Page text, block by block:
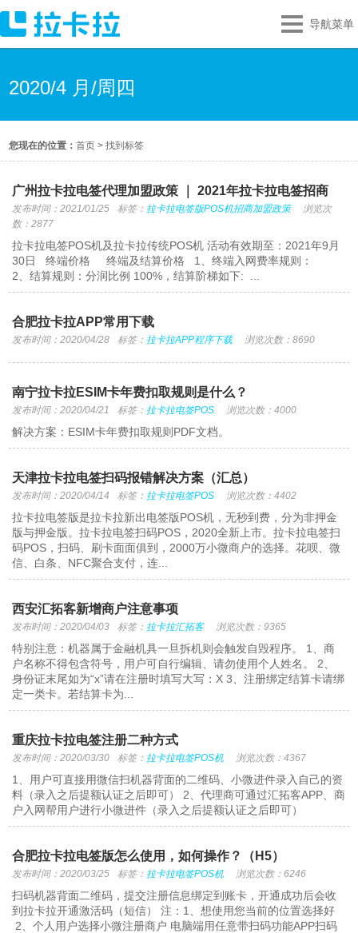
导航菜单
2020/4 月/周四
您现在的位置：首页 >找到标签
广州拉卡拉电签代理加盟政策 ｜ 2021年拉卡拉电签招商
发布时间：2021/01/25 标签： 拉卡拉电签版POS机招商加盟政策
浏览次
数：2877
拉卡拉电签POS机及拉卡拉传统POS机 活动有效期至：2021年9月
30日 终端价格 终端及结算价格 1、终端入网费率规则：
2、结算规则：分润比例 100%，结算阶梯如下: ...
合肥拉卡拉APP常用下载
发布时间：2020/04/28 标签： 拉卡拉APP程序下载 浏览次数：8690
南宁拉卡拉ESIM卡年费扣取规则是什么？
发布时间：2020/04/21 标签： 拉卡拉电签POS 浏览次数：4000
解决方案：ESIM卡年费扣取规则PDF文档。
天津拉卡拉电签扫码报错解决方案（汇总）
发布时间：2020/04/14 标签： 拉卡拉电签POS 浏览次数：4402
拉卡拉电签版是拉卡拉新出电签版POS机，无秒到费，分为非押金
版与押金版。拉卡拉电签扫码POS，2020全新上市。拉卡拉电签扫
码POS，扫码、刷卡面面俱到，2000万小微商户的选择。花呗、微
信、白条、NFC聚合支付，连...
西安汇拓客新增商户注意事项
发布时间：2020/04/03 标签： 拉卡拉汇拓客 浏览次数：9365
特别注意：机器属于金融机具一旦拆机则会触发自毁程序。 1、商
户名称不得包含符号，用户可自行编辑、请勿使用个人姓名。 2、
身份证末尾如为“x”请在注册时填写大写：X 3、注册绑定结算卡请绑
定一类卡。若结算卡为...
重庆拉卡拉电签注册二种方式
发布时间：2020/03/30 标签： 拉卡拉电签POS机 浏览次数：4367
1、用户可直接用微信扫机器背面的二维码、小微进件录入自己的资
料（录入之后提额认证之后即可） 2、代理商可通过汇拓客APP、商
户入网帮用户进行小微进件（录入之后提额认证之后即可）
合肥拉卡拉电签版怎么使用，如何操作？（H5）
发布时间：2020/03/25 标签： 拉卡拉电签POS机 浏览次数：6246
扫码机器背面二维码，提交注册信息绑定到账卡，开通成功后会收
到拉卡拉开通激活码（短信） 注：1、想使用您当前的位置选择好
2、个人用户选择小微注册商户 电脑端用任意带扫码功能APP扫码